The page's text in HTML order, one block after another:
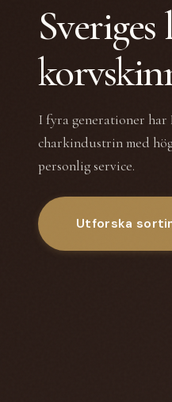
I fyra generationer har
charkindustrin med
personlig service.
Utforska